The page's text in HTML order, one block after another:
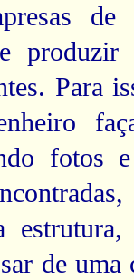
de
Para
fotos e
de uma